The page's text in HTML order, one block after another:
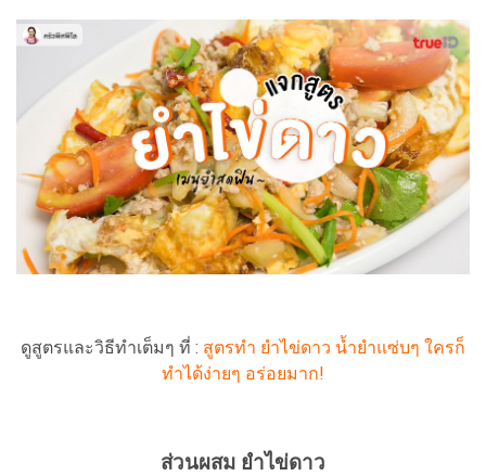
ดูสูตรและวิธีทำเต็มๆ ที่ : สูตรทำ ยำไข่ดาว น้ำยำแซ่บๆ ใครก็
ทำได้ง่ายๆ อร่อยมาก!
ส่วนผสม ยำไข่ดาว